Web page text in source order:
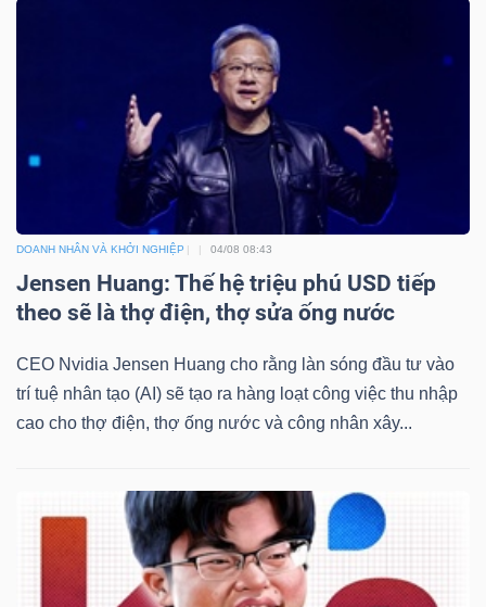
DOANH NHÂN VÀ KHỞI NGHIỆP 04/08 08:43
Jensen Huang: Thế hệ triệu phú USD tiếp
theo sẽ là thợ điện, thợ sửa ống nước
CEO Nvidia Jensen Huang cho rằng làn sóng đầu tư vào
trí tuệ nhân tạo (AI) sẽ tạo ra hàng loạt công việc thu nhập
cao cho thợ điện, thợ ống nước và công nhân xây...